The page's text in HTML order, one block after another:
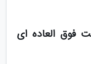
فوق العاده ای